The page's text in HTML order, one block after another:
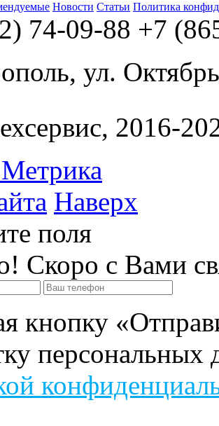
Новости Статьи Политика
74-09-88 +7
ул.
2016-
Наверх
поля
Скоро с Вами
кнопку
персональных